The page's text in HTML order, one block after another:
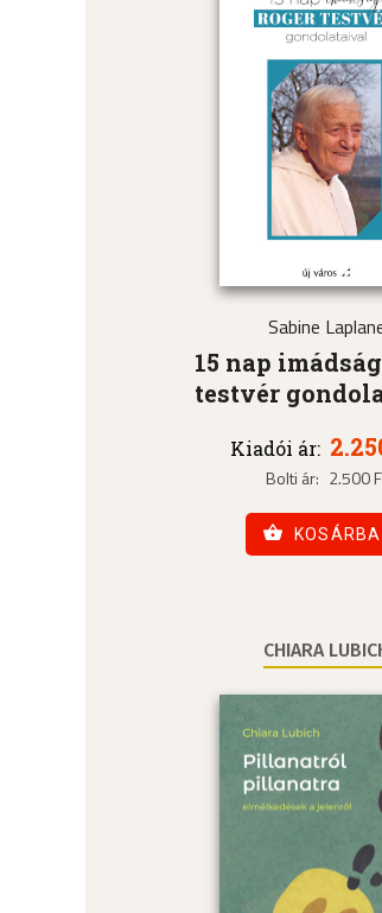
Sabine
15 nap
testvér
Kiadói ár:
Bolti ár: 2.500
KOSÁRBA
CHIARA